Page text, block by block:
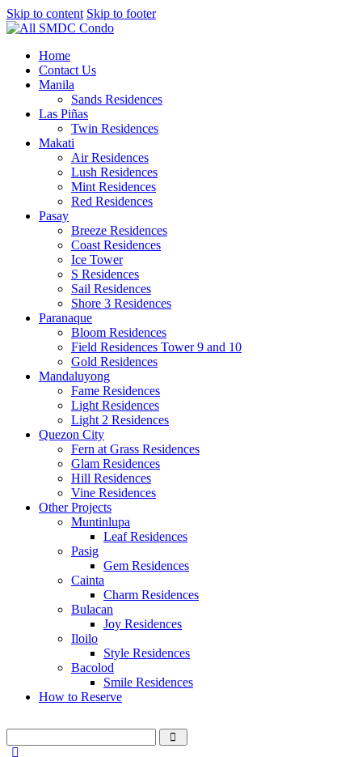
Skip to content Skip to footer
Home
Contact Us
Manila
Sands Residences
Las Piñas
Twin Residences
Makati
Air Residences
Lush Residences
Mint Residences
Red Residences
Pasay
Breeze Residences
Coast Residences
Ice Tower
S Residences
Sail Residences
Shore 3 Residences
Paranaque
Bloom Residences
Field Residences Tower 9 and 10
Gold Residences
Mandaluyong
Fame Residences
Light Residences
Light 2 Residences
Quezon City
Fern at Grass Residences
Glam Residences
Hill Residences
Vine Residences
Other Projects
Muntinlupa
Leaf Residences
Pasig
Gem Residences
Cainta
Charm Residences
Bulacan
Joy Residences
Iloilo
Style Residences
Bacolod
Smile Residences
How to Reserve